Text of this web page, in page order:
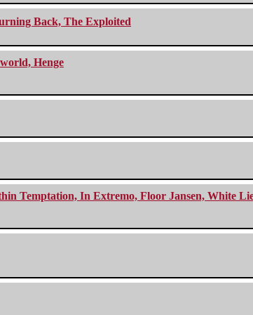
Back, The Exploited
Henge
Temptation, In Extremo, Floor Jansen, White